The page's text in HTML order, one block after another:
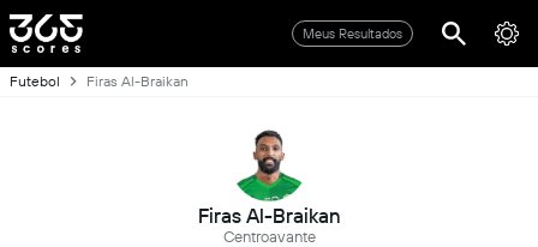
Meus Resultados
Futebol Firas Al-Braikan
Firas Al-Braikan
Centroavante